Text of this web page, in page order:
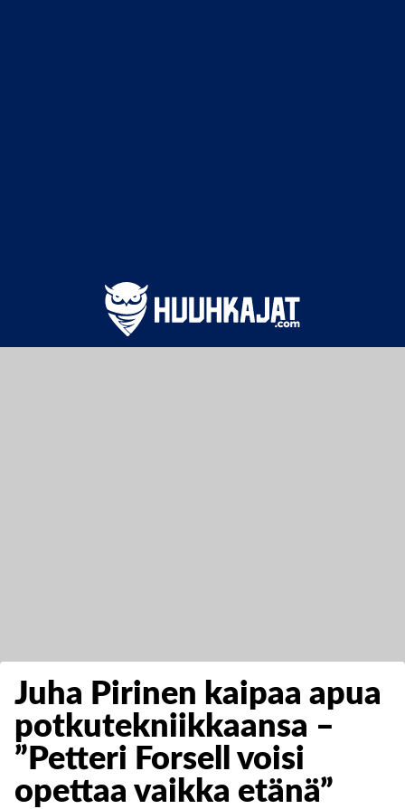
Juha Pirinen kaipaa apua
potkutekniikkaansa –
”Petteri Forsell voisi
opettaa vaikka etänä”